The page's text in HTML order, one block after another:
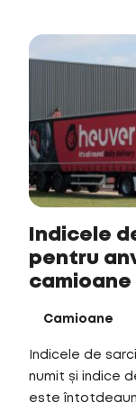
Indicele
pentru
camioane
Camioane
Indicele de
numit și indice
este